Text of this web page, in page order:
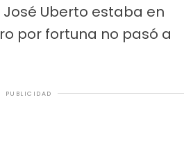
Uberto estaba en
por fortuna no pasó a
PUBLICIDAD